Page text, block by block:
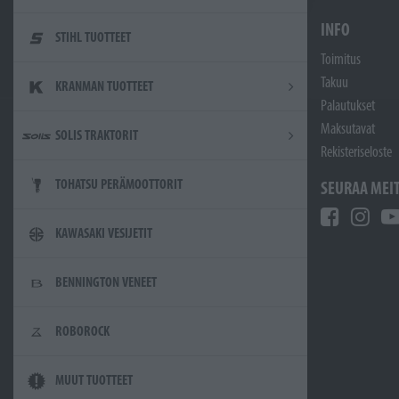
STIHL TUOTTEET
KRANMAN TUOTTEET
SOLIS TRAKTORIT
TOHATSU PERÄMOOTTORIT
KAWASAKI VESIJETIT
BENNINGTON VENEET
ROBOROCK
MUUT TUOTTEET
INFO
Toimitus
Takuu
Palautukset
Maksutavat
Rekisteriseloste
SEURAA